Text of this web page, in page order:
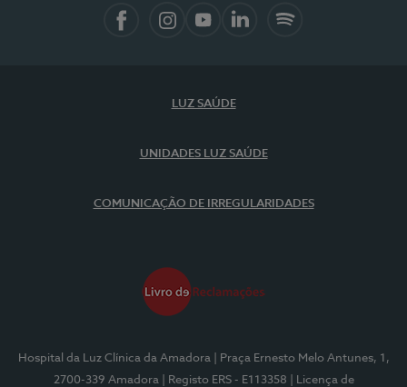
LUZ SAÚDE
UNIDADES LUZ SAÚDE
COMUNICAÇÃO DE IRREGULARIDADES
Hospital da Luz Clínica da Amadora
| Praça Ernesto Melo Antunes, 1,
2700-339 Amadora
| Registo ERS - E113358
| Licença de